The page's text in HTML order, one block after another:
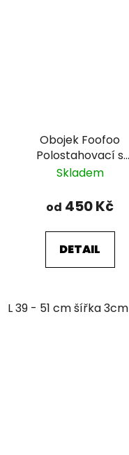
Obojek Foofoo
Polostahovací s
řetízkem - Green I.
Skladem
od 450 Kč
DETAIL
L 39 - 51 cm šířka 3cm